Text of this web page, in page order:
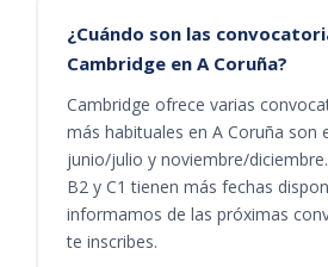
¿Cuándo son las
Cambridge en A Coruña?
Cambridge ofrece varias
más habituales en A Coruña son
junio/julio y noviembre/
B2 y C1 tienen más fechas
informamos de las próximas
te inscribes.